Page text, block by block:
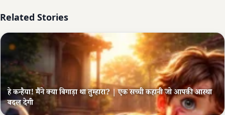
Related Stories
हे कन्हैया! मैंने क्या बिगाड़ा था तुम्हारा? | एक सच्ची कहानी जो आपकी आस्था
बदल देगी